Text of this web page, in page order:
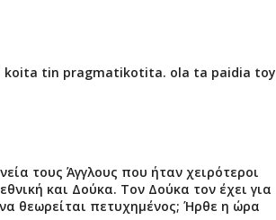
koita tin pragmatikotita. ola ta paidia toy
τους Άγγλους που ήταν χειρότεροι
και Δούκα. Τον Δούκα τον έχει για
θεωρείται πετυχημένος; Ήρθε η ώρα